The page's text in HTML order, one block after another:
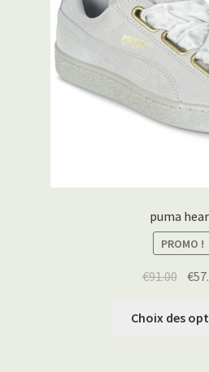
puma
PROMO !
€91.00 €
Choix des